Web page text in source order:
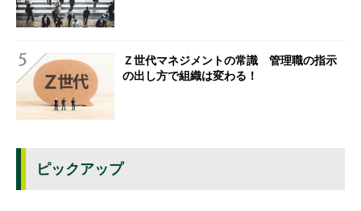
Ｚ世代マネジメントの常識 管理職の指示
の出し方で組織は変わる！
ピックアップ